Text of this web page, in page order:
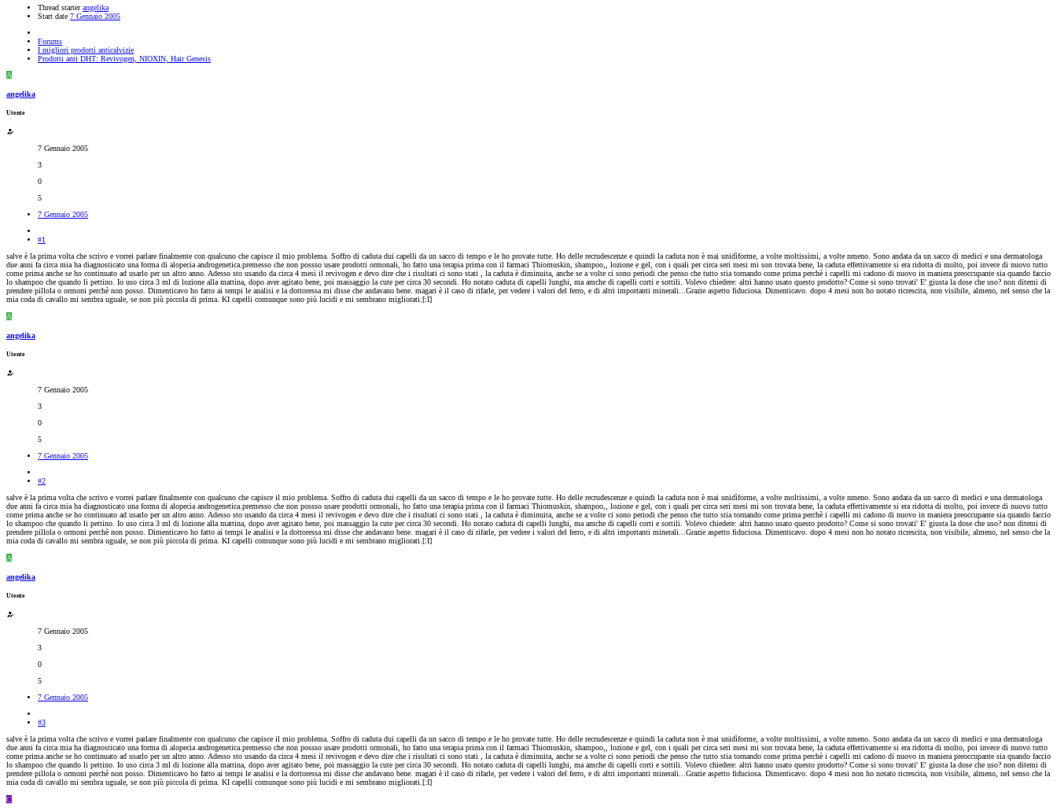
Thread starter angelika
Start date 7 Gennaio 2005
Forums
I migliori prodotti anticalvizie
Prodotti anti DHT: Revivogen, NIOXIN, Hair Genesis
A
angelika
Utente
7 Gennaio 2005
3
0
5
7 Gennaio 2005
#1
salve è la prima volta che scrivo e vorrei parlare finalmente con qualcuno che capisce il mio problema. Soffro di caduta dui capelli da un sacco di tempo e le ho provate tutte. Ho delle recrudescenze e quindi la caduta non è mai unidìforme, a volte moltissimi, a volte nmeno. Sono andata da un sacco di medici e una dermatologa
due anni fa circa mia ha diagnosticato una forma di alopecia androgenetica.premesso che non possso usare prodotti ormonali, ho fatto una terapia prima con il farmaci Thiomuskin, shampoo,, lozione e gel, con i quali per circa seri mesi mi son trovata bene, la caduta effettivamente si era ridotta di molto, poi invece di nuovo tutto
come prima anche se ho continuato ad usarlo per un altro anno. Adesso sto usando da circa 4 mesi il revivogen e devo dire che i risultati ci sono stati , la caduta è diminuita, anche se a volte ci sono periodi che penso che tutto stia tornando come prima perchè i capelli mi cadono di nuovo in maniera preoccupante sia quando faccio
lo shampoo che quando li pettino. Io uso circa 3 ml di lozione alla mattina, dopo aver agitato bene, poi massaggio la cute per circa 30 secondi. Ho notato caduta di capelli lunghi, ma amche di capelli corti e sottili. Volevo chiedere: altri hanno usato questo prodotto? Come si sono trovati' E' giusta la dose che uso? non ditemi di
prendere pillola o ormoni perchè non posso. Dimenticavo ho fatto ai tempi le analisi e la dottoressa mi disse che andavano bene. magari è il caso di rifarle, per vedere i valori del ferro, e di altri importanti minerali...Grazie aspetto fiduciosa. Dimenticavo. dopo 4 mesi non ho notato ricrescita, non visibile, almeno, nel senso che la
mia coda di cavallo mi sembra uguale, se non più piccola di prima. KI capelli comunque sono più lucidi e mi sembrano migliorati.[:I]
A
angelika
Utente
7 Gennaio 2005
3
0
5
7 Gennaio 2005
#2
salve è la prima volta che scrivo e vorrei parlare finalmente con qualcuno che capisce il mio problema. Soffro di caduta dui capelli da un sacco di tempo e le ho provate tutte. Ho delle recrudescenze e quindi la caduta non è mai unidìforme, a volte moltissimi, a volte nmeno. Sono andata da un sacco di medici e una dermatologa
due anni fa circa mia ha diagnosticato una forma di alopecia androgenetica.premesso che non possso usare prodotti ormonali, ho fatto una terapia prima con il farmaci Thiomuskin, shampoo,, lozione e gel, con i quali per circa seri mesi mi son trovata bene, la caduta effettivamente si era ridotta di molto, poi invece di nuovo tutto
come prima anche se ho continuato ad usarlo per un altro anno. Adesso sto usando da circa 4 mesi il revivogen e devo dire che i risultati ci sono stati , la caduta è diminuita, anche se a volte ci sono periodi che penso che tutto stia tornando come prima perchè i capelli mi cadono di nuovo in maniera preoccupante sia quando faccio
lo shampoo che quando li pettino. Io uso circa 3 ml di lozione alla mattina, dopo aver agitato bene, poi massaggio la cute per circa 30 secondi. Ho notato caduta di capelli lunghi, ma amche di capelli corti e sottili. Volevo chiedere: altri hanno usato questo prodotto? Come si sono trovati' E' giusta la dose che uso? non ditemi di
prendere pillola o ormoni perchè non posso. Dimenticavo ho fatto ai tempi le analisi e la dottoressa mi disse che andavano bene. magari è il caso di rifarle, per vedere i valori del ferro, e di altri importanti minerali...Grazie aspetto fiduciosa. Dimenticavo. dopo 4 mesi non ho notato ricrescita, non visibile, almeno, nel senso che la
mia coda di cavallo mi sembra uguale, se non più piccola di prima. KI capelli comunque sono più lucidi e mi sembrano migliorati.[:I]
A
angelika
Utente
7 Gennaio 2005
3
0
5
7 Gennaio 2005
#3
salve è la prima volta che scrivo e vorrei parlare finalmente con qualcuno che capisce il mio problema. Soffro di caduta dui capelli da un sacco di tempo e le ho provate tutte. Ho delle recrudescenze e quindi la caduta non è mai unidìforme, a volte moltissimi, a volte nmeno. Sono andata da un sacco di medici e una dermatologa
due anni fa circa mia ha diagnosticato una forma di alopecia androgenetica.premesso che non possso usare prodotti ormonali, ho fatto una terapia prima con il farmaci Thiomuskin, shampoo,, lozione e gel, con i quali per circa seri mesi mi son trovata bene, la caduta effettivamente si era ridotta di molto, poi invece di nuovo tutto
come prima anche se ho continuato ad usarlo per un altro anno. Adesso sto usando da circa 4 mesi il revivogen e devo dire che i risultati ci sono stati , la caduta è diminuita, anche se a volte ci sono periodi che penso che tutto stia tornando come prima perchè i capelli mi cadono di nuovo in maniera preoccupante sia quando faccio
lo shampoo che quando li pettino. Io uso circa 3 ml di lozione alla mattina, dopo aver agitato bene, poi massaggio la cute per circa 30 secondi. Ho notato caduta di capelli lunghi, ma amche di capelli corti e sottili. Volevo chiedere: altri hanno usato questo prodotto? Come si sono trovati' E' giusta la dose che uso? non ditemi di
prendere pillola o ormoni perchè non posso. Dimenticavo ho fatto ai tempi le analisi e la dottoressa mi disse che andavano bene. magari è il caso di rifarle, per vedere i valori del ferro, e di altri importanti minerali...Grazie aspetto fiduciosa. Dimenticavo. dopo 4 mesi non ho notato ricrescita, non visibile, almeno, nel senso che la
mia coda di cavallo mi sembra uguale, se non più piccola di prima. KI capelli comunque sono più lucidi e mi sembrano migliorati.[:I]
C